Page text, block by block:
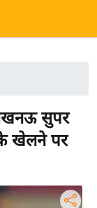
सुपर
के खेलने पर